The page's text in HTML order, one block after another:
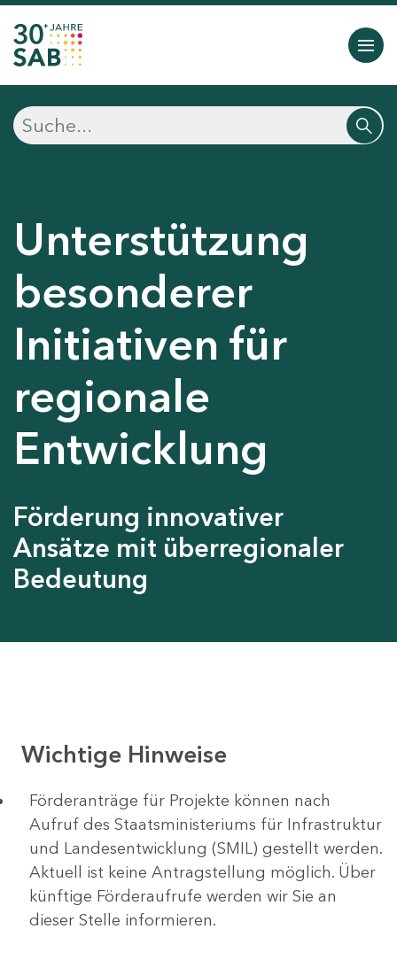
Unterstützung
besonderer
Initiativen für
regionale
Entwicklung
Förderung innovativer
Ansätze mit überregionaler
Bedeutung
Wichtige Hinweise
Förderanträge für Projekte können nach
Aufruf des Staatsministeriums für Infrastruktur
und Landesentwicklung (SMIL) gestellt werden.
Aktuell ist keine Antragstellung möglich. Über
künftige Förderaufrufe werden wir Sie an
dieser Stelle informieren.